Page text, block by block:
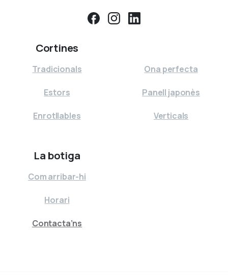
Cortines
Tradicionals
Estors
Enrotllables
Ona perfecta
Panell japonès
Verticals
La botiga
Com arribar-hi
Horari
Contacta’ns